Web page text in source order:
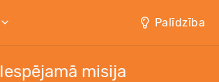
Palīdzība
Iespējamā misija